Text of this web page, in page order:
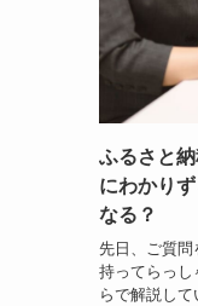
ふるさと
にわかり
なる？
先日、ご質問
持ってらっし
らで解説し